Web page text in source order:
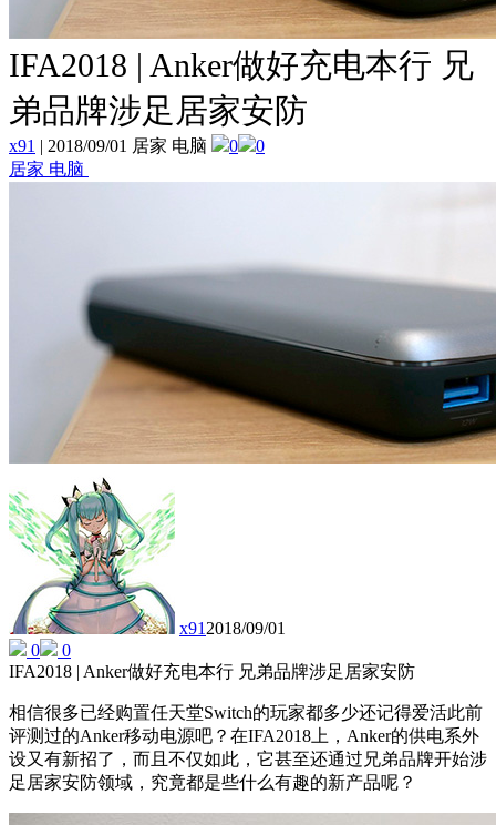
IFA2018 | Anker做好充电本行 兄
弟品牌涉足居家安防
x91 | 2018/09/01 居家 电脑 0
0
居家 电脑
x912018/09/01
0
0
IFA2018 | Anker做好充电本行 兄弟品牌涉足居家安防
相信很多已经购置任天堂Switch的玩家都多少还记得爱活此前
评测过的Anker移动电源吧？在IFA2018上，Anker的供电系外
设又有新招了，而且不仅如此，它甚至还通过兄弟品牌开始涉
足居家安防领域，究竟都是些什么有趣的新产品呢？